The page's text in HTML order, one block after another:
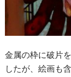
金属の枠に破片
したが、絵画も